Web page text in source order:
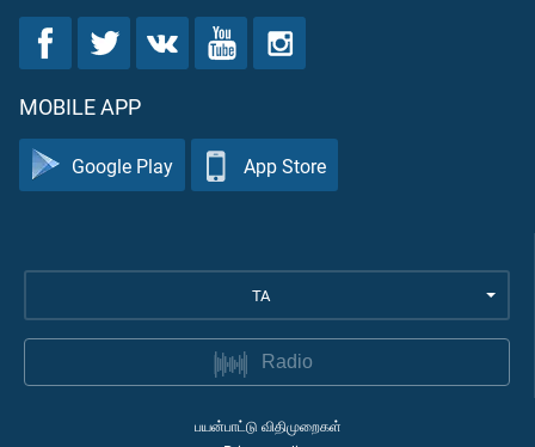
MOBILE APP
Google Play App Store
TA
Radio
பயன்பாட்டு விதிமுறைகள்